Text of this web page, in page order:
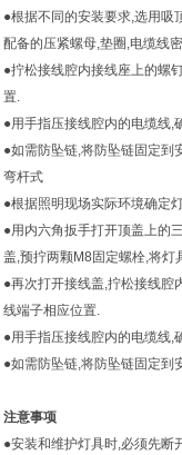
●根据不同的安装要求,选用吸
配备的压紧螺母,垫圈,电缆线
●拧松接线腔内接线座上的螺
置.
●用手指压接线腔内的电缆线,
●如需防坠链,将防坠链固定到
弯杆式
●根据照明现场实际环境确定
●用内六角扳手打开顶盖上的
盖,预拧两颗M8固定螺栓,将灯
●再次打开接线盖,拧松接线腔
线端子相应位置.
●用手指压接线腔内的电缆线,
●如需防坠链,将防坠链固定到
注意事项
●安装和维护灯具时,必须先断